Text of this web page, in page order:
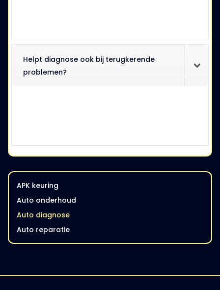
Helpt diagnose ook bij terugkerende
problemen?
APK keuring
Auto onderhoud
Auto diagnose
Auto reparatie